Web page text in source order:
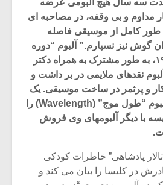
مداوم و بی وقفه، در مصاحبه ای
طور کامل از موسیقی فاصله
گوش نیز نسپارم.” آلبوم “دوره
تحول” را در سال ۱۹۷۷، به طور مشترک به همراه دکتر
نقدهای ملایمی در بر داشت و
کار و پرثمر در ساخت موسیقی. یک
سال بعد، موریسون آلبوم “طول موج” (Wavelength) را
با دیگر آلبومهای وی فروش
پادشاهی” خاطرات کودکی
در کلیسا را بیان می کند و